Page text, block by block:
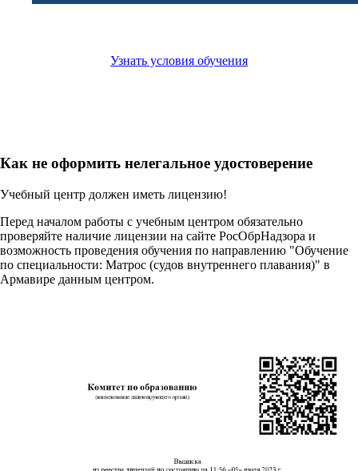
Узнать условия обучения
Как не оформить нелегальное удостоверение
Учебный центр должен иметь лицензию!
Перед началом работы с учебным центром обязательно
проверяйте наличие лицензии на сайте РосОбрНадзора и
возможность проведения обучения по направлению "Обучение
по специальности: Матрос (судов внутреннего плавания)" в
Армавире данным центром.